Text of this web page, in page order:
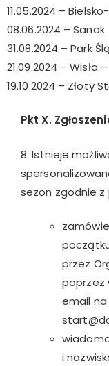
11.05.2024 –
08.06.2024 – Sanok
31.08.2024 – Park
21.09.2024 – Wisła
19.10.2024 – Złoty
Pkt X.
8. Istnieje
sezon zgodnie z
przez
poprzez
email
i